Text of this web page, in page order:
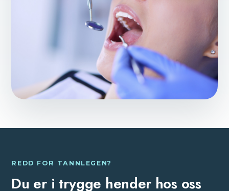
REDD FOR TANNLEGEN?
Du er i trygge hender hos oss